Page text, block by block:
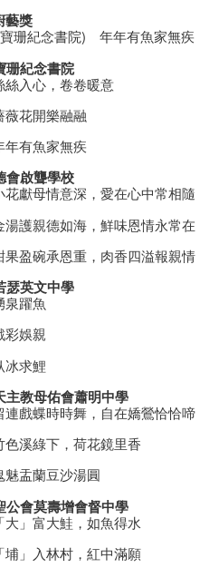
藝獎
珊紀念書院) 年年有魚家無疾
珊紀念書院
入心，卷卷暖意
花開樂融融
有魚家無疾
會啟聾學校
獻母情意深，愛在心中常相隨
護親德如海，鮮味恩情永常在
盈碗承恩重，肉香四溢報親情
瑟英文中學
躍魚
娛親
求鯉
主教母佑會蕭明中學
戲蝶時時舞，⾃在嬌鶯恰恰啼
溪綠下，荷花鏡⾥香
盂蘭⾖沙湯圓
公會莫壽增會督中學
」富大鮭，如魚得水
」入林村，紅中滿願